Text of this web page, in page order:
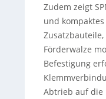
Zudem zeigt
und
Förderwalze
Befestigung
Abtrieb auf die